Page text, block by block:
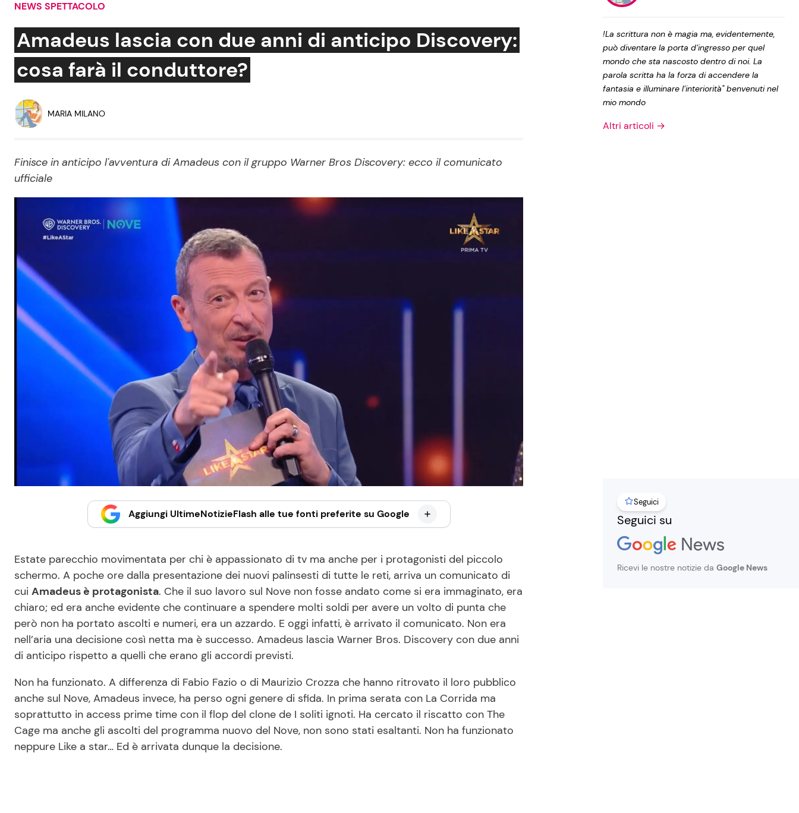
Social News
News dal mondo
Benessere
Salute
Festività
Ricette Facili e Veloci
Privacy Policy
NEWS SPETTACOLO
Amadeus lascia con due anni di anticipo Discovery:
cosa farà il conduttore?
MARIA MILANO
Finisce in anticipo l'avventura di Amadeus con il gruppo Warner Bros Discovery: ecco il comunicato
ufficiale
Aggiungi UltimeNotizieFlash alle tue fonti preferite su Google
Estate parecchio movimentata per chi è appassionato di tv ma anche per i protagonisti del piccolo
schermo. A poche ore dalla presentazione dei nuovi palinsesti di tutte le reti, arriva un comunicato di
cui Amadeus è protagonista. Che il suo lavoro sul Nove non fosse andato come si era immaginato, era
chiaro; ed era anche evidente che continuare a spendere molti soldi per avere un volto di punta che
però non ha portato ascolti e numeri, era un azzardo. E oggi infatti, è arrivato il comunicato. Non era
nell’aria una decisione così netta ma è successo. Amadeus lascia Warner Bros. Discovery con due anni
di anticipo rispetto a quelli che erano gli accordi previsti.
Non ha funzionato. A differenza di Fabio Fazio o di Maurizio Crozza che hanno ritrovato il loro pubblico
anche sul Nove, Amadeus invece, ha perso ogni genere di sfida. In prima serata con La Corrida ma
soprattutto in access prime time con il flop del clone de I soliti ignoti. Ha cercato il riscatto con The
Cage ma anche gli ascolti del programma nuovo del Nove, non sono stati esaltanti. Non ha funzionato
neppure Like a star… Ed è arrivata dunque la decisione.
!La scrittura non è magia ma, evidentemente,
può diventare la porta d’ingresso per quel
mondo che sta nascosto dentro di noi. La
parola scritta ha la forza di accendere la
fantasia e illuminare l’interiorità" benvenuti nel
mio mondo
Altri articoli →
Seguici
Seguici su
Ricevi le nostre notizie da Google News